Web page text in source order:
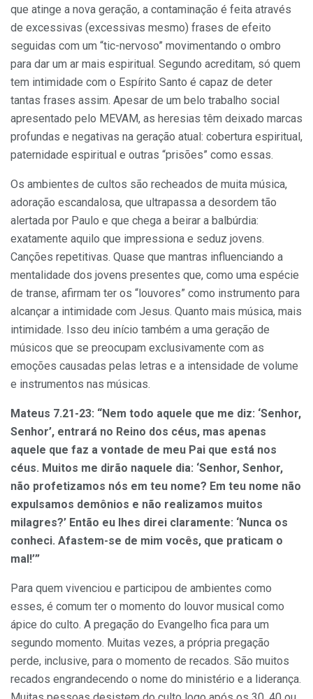
que atinge a nova geração, a contaminação é feita através
de excessivas (excessivas mesmo) frases de efeito
seguidas com um “tic-nervoso” movimentando o ombro
para dar um ar mais espiritual. Segundo acreditam, só quem
tem intimidade com o Espírito Santo é capaz de deter
tantas frases assim. Apesar de um belo trabalho social
apresentado pelo MEVAM, as heresias têm deixado marcas
profundas e negativas na geração atual: cobertura espiritual,
paternidade espiritual e outras “prisões” como essas.
Os ambientes de cultos são recheados de muita música,
adoração escandalosa, que ultrapassa a desordem tão
alertada por Paulo e que chega a beirar a balbúrdia:
exatamente aquilo que impressiona e seduz jovens.
Canções repetitivas. Quase que mantras influenciando a
mentalidade dos jovens presentes que, como uma espécie
de transe, afirmam ter os “louvores” como instrumento para
alcançar a intimidade com Jesus. Quanto mais música, mais
intimidade. Isso deu início também a uma geração de
músicos que se preocupam exclusivamente com as
emoções causadas pelas letras e a intensidade de volume
e instrumentos nas músicas.
Mateus 7.21-23: “Nem todo aquele que me diz: ‘Senhor,
Senhor’, entrará no Reino dos céus, mas apenas
aquele que faz a vontade de meu Pai que está nos
céus. Muitos me dirão naquele dia: ‘Senhor, Senhor,
não profetizamos nós em teu nome? Em teu nome não
expulsamos demônios e não realizamos muitos
milagres?’ Então eu lhes direi claramente: ‘Nunca os
conheci. Afastem-se de mim vocês, que praticam o
mal!’”
Para quem vivenciou e participou de ambientes como
esses, é comum ter o momento do louvor musical como
ápice do culto. A pregação do Evangelho fica para um
segundo momento. Muitas vezes, a própria pregação
perde, inclusive, para o momento de recados. São muitos
recados engrandecendo o nome do ministério e a liderança.